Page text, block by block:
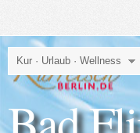
Kur · Urlaub · Wellness